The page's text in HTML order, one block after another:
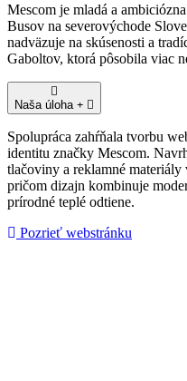
Mescom je mladá a
Busov na severovýchode
nadväzuje na skúsenosti a
Gaboltov, ktorá pôsobila viac
Naša úloha
Spolupráca zahŕňala tvorbu
identitu značky Mescom.
tlačoviny a reklamné
pričom dizajn kombinuje
prírodné teplé odtiene.
Pozrieť webstránku